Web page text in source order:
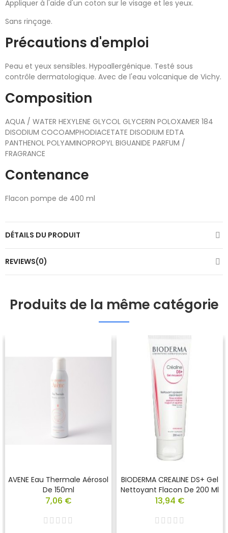
Appliquer à l'aide d'un coton sur le visage et les yeux.
Sans rinçage.
Précautions d'emploi
Peau et yeux sensibles. Hypoallergénique. Testé sous
contrôle dermatologique. Avec de l'eau volcanique de Vichy.
Composition
AQUA / WATER HEXYLENE GLYCOL GLYCERIN POLOXAMER 184
DISODIUM COCOAMPHODIACETATE DISODIUM EDTA
PANTHENOL POLYAMINOPROPYL BIGUANIDE PARFUM /
FRAGRANCE
Contenance
Flacon pompe de 400 ml
DÉTAILS DU PRODUIT
REVIEWS(0)
Produits de la même catégorie
AVENE Eau Thermale Aérosol
De 150ml
7,06 €
BIODERMA CREALINE DS+ Gel
Nettoyant Flacon De 200 Ml
13,94 €